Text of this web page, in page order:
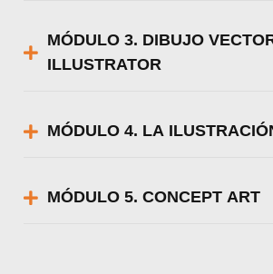
MÓDULO 3. DIBUJO
ILLUSTRATOR
MÓDULO 4. LA
MÓDULO 5. CONCEPT ART